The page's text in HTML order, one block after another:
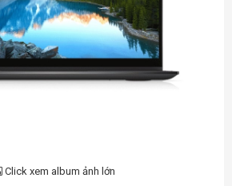
Click xem album ảnh lớn